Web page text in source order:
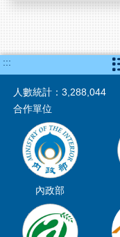
:::
人數統計： 3,288,044
合作單位
內政部